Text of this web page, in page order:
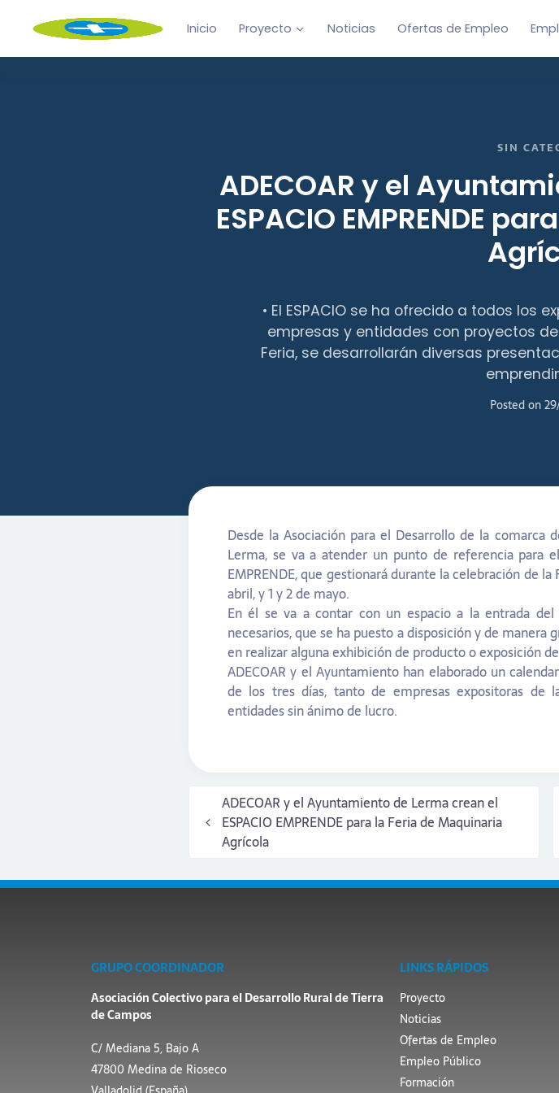
Inicio Proyecto Noticias Ofertas de Empleo
SIN
ADECOAR y el
ESPACIO EMPRENDE
• El ESPACIO se ha ofrecido a todos los
empresas y entidades con proyectos
Feria, se desarrollarán diversas
Posted on
Desde la Asociación para el Desarrollo de la comarca
Lerma, se va a atender un punto de referencia para
EMPRENDE, que gestionará durante la celebración de
abril, y 1 y 2 de mayo.
En él se va a contar con un espacio a la entrada
necesarios, que se ha puesto a disposición y de
en realizar alguna exhibición de producto o exposición
ADECOAR y el Ayuntamiento han elaborado un
de los tres días, tanto de empresas expositoras de
entidades sin ánimo de lucro.
ADECOAR y el Ayuntamiento de Lerma crean el
ESPACIO EMPRENDE para la Feria de Maquinaria
Agrícola
GRUPO COORDINADOR
Asociación Colectivo para el Desarrollo Rural de Tierra
de Campos
C/ Mediana 5, Bajo A
47800 Medina de Rioseco
LINKS RÁPIDOS
Proyecto
Noticias
Ofertas de Empleo
Empleo Público
Formación